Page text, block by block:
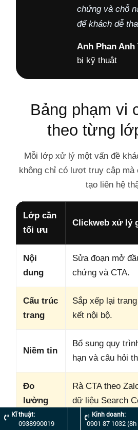
chứng và chỗ
để khách dễ
Anh Phan Anh
bị kỹ thuật
Bảng phạm vi
theo từng
Mỗi lớp xử lý một vấn đề
không chỉ có lượt truy cập mà
tạo liên hệ
Lớp cần
tối ưu
Clickweb xử lý
Nội
dung
Sửa đoạn mở
chứng và CTA.
Cấu trúc
trang
Sắp xếp lại
kết nội bộ.
Niềm tin
Bổ sung quy
hạn và câu hỏi
Đo
lường
Rà CTA theo
dữ liệu Search
Kĩ thuật:
0938990019
Kinh doanh:
0901 87 1032